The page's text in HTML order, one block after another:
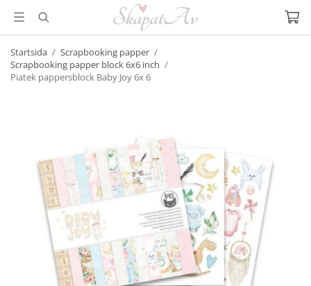
Startsida / Scrapbooking papper /
Scrapbooking papper block 6x6 inch /
Piatek pappersblock Baby Joy 6x 6